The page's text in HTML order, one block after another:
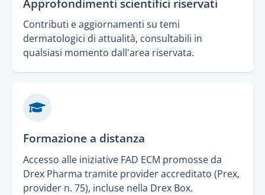
Contributi e aggiornamenti su temi
dermatologici di attualità, consultabili in
qualsiasi momento dall'area riservata.
Formazione a distanza
Accesso alle iniziative FAD ECM promosse da
Drex Pharma tramite provider accreditato (Prex,
provider n. 75), incluse nella Drex Box.